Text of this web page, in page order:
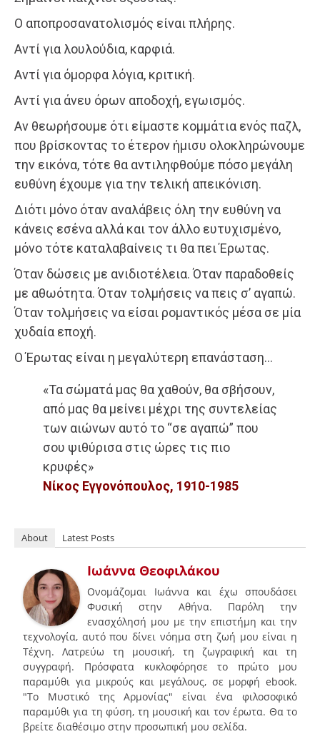
Ο αποπροσανατολισμός είναι πλήρης.
Αντί για λουλούδια, καρφιά.
Αντί για όμορφα λόγια, κριτική.
Αντί για άνευ όρων αποδοχή, εγωισμός.
Αν θεωρήσουμε ότι είμαστε κομμάτια ενός παζλ,
που βρίσκοντας το έτερον ήμισυ ολοκληρώνουμε
την εικόνα, τότε θα αντιληφθούμε πόσο μεγάλη
ευθύνη έχουμε για την τελική απεικόνιση.
Διότι μόνο όταν αναλάβεις όλη την ευθύνη να
κάνεις εσένα αλλά και τον άλλο ευτυχισμένο,
μόνο τότε καταλαβαίνεις τι θα πει Έρωτας.
Όταν δώσεις με ανιδιοτέλεια. Όταν παραδοθείς
με αθωότητα. Όταν τολμήσεις να πεις σ’ αγαπώ.
Όταν τολμήσεις να είσαι ρομαντικός μέσα σε μία
χυδαία εποχή.
Ο Έρωτας είναι η μεγαλύτερη επανάσταση…
«Τα σώματά μας θα χαθούν, θα σβήσουν,
από μας θα μείνει μέχρι της συντελείας
των αιώνων αυτό το “σε αγαπώ” που
σου ψιθύρισα στις ώρες τις πιο
κρυφές»
Νίκος Εγγονόπουλος, 1910-1985
About Latest Posts
Ιωάννα Θεοφιλάκου
Ονομάζομαι Ιωάννα και έχω σπουδάσει
Φυσική στην Αθήνα. Παρόλη την
ενασχόλησή μου με την επιστήμη και την
τεχνολογία, αυτό που δίνει νόημα στη ζωή μου είναι η
Τέχνη. Λατρεύω τη μουσική, τη ζωγραφική και τη
συγγραφή. Πρόσφατα κυκλοφόρησε το πρώτο μου
παραμύθι για μικρούς και μεγάλους, σε μορφή ebook.
"Tο Μυστικό της Αρμονίας" είναι ένα φιλοσοφικό
παραμύθι για τη φύση, τη μουσική και τον έρωτα. Θα το
βρείτε διαθέσιμο στην προσωπική μου σελίδα.